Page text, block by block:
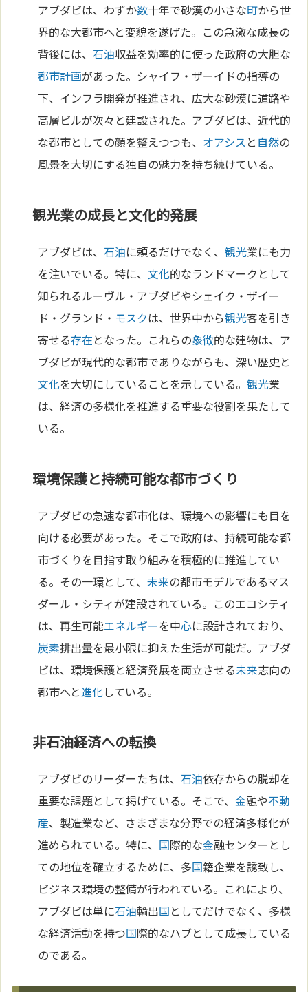
アブダビは、わずか数十年で砂漠の小さな町から世
界的な大都市へと変貌を遂げた。この急激な成長の
背後には、石油収益を効率的に使った政府の大胆な
都市計画があった。シャイフ・ザーイドの指導の
下、インフラ開発が推進され、広大な砂漠に道路や
高層ビルが次々と建設された。アブダビは、近代的
な都市としての顔を整えつつも、 オアシスと 自然の
風景を大切にする独自の魅力を持ち続けている。
観光業の成長と文化的発展
アブダビは、石油に頼るだけでなく、観光業にも力
を注いでいる。特に、文化的なランドマークとして
知られるルーヴル・アブダビやシェイク・ザイー
ド・グランド・ モスクは、世界中から観光客を引き
寄せる存在となった。これらの象徴的な建物は、ア
ブダビが現代的な都市でありながらも、深い歴史と
文化を大切にしていることを示している。観光業
は、経済の多様化を推進する重要な役割を果たして
いる。
環境保護と持続可能な都市づくり
アブダビの急速な都市化は、環境への影響にも目を
向ける必要があった。そこで政府は、持続可能な都
市づくりを目指す取り組みを積極的に推進してい
る。その一環として、未来の都市モデルであるマス
ダール・シティが建設されている。このエコシティ
は、再生可能エネルギーを中心に設計されており、
炭素排出量を最小限に抑えた生活が可能だ。アブダ
ビは、環境保護と経済発展を両立させる未来志向の
都市へと進化している。
非石油経済への転換
アブダビのリーダーたちは、石油依存からの脱却を
重要な課題として掲げている。そこで、金融や不動
産、製造業など、さまざまな分野での経済多様化が
進められている。特に、 国際的な金融センターとし
ての地位を確立するために、多国籍企業を誘致し、
ビジネス環境の整備が行われている。これにより、
アブダビは単に石油輸出国としてだけでなく、多様
な経済活動を持つ国際的なハブとして成長している
のである。